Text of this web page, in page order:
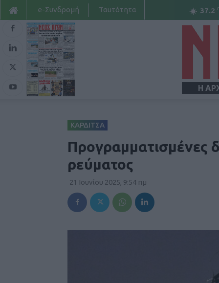
37.2 C
e-Συνδρομή Ταυτότητα
Η
ΚΑΡΔΙΤΣΑ
Προγραμματισμένες
ρεύματος
21 Ιουνίου 2025, 9:54 πμ